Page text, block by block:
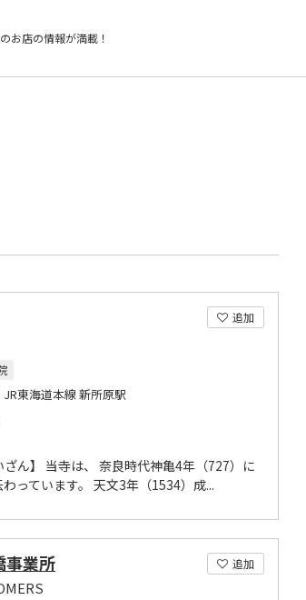
お店の情報が満載！
追加
東海道本線 新所原駅
ざん】 当寺は、 奈良時代神亀4年（727）に
っています。 天文3年（1534）成...
追加
事業所